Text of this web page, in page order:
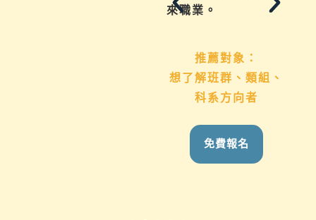
來職業。
推薦對象：
想了解班群、類組、
科系方向者
免費報名